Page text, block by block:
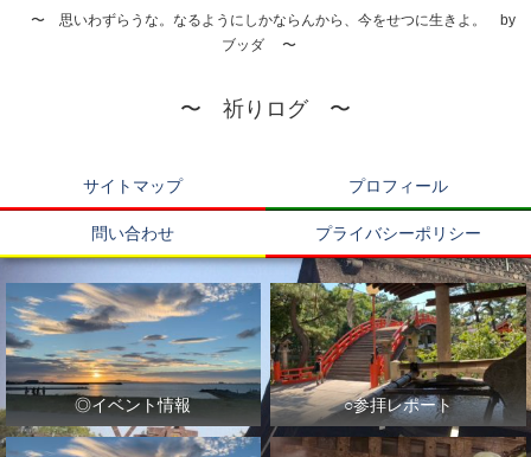
〜 思いわずらうな。なるようにしかならんから、今をせつに生きよ。 by
ブッダ 〜
〜 祈りログ 〜
サイトマップ プロフィール
問い合わせ プライバシーポリシー
◎イベント情報 ○参拝レポート